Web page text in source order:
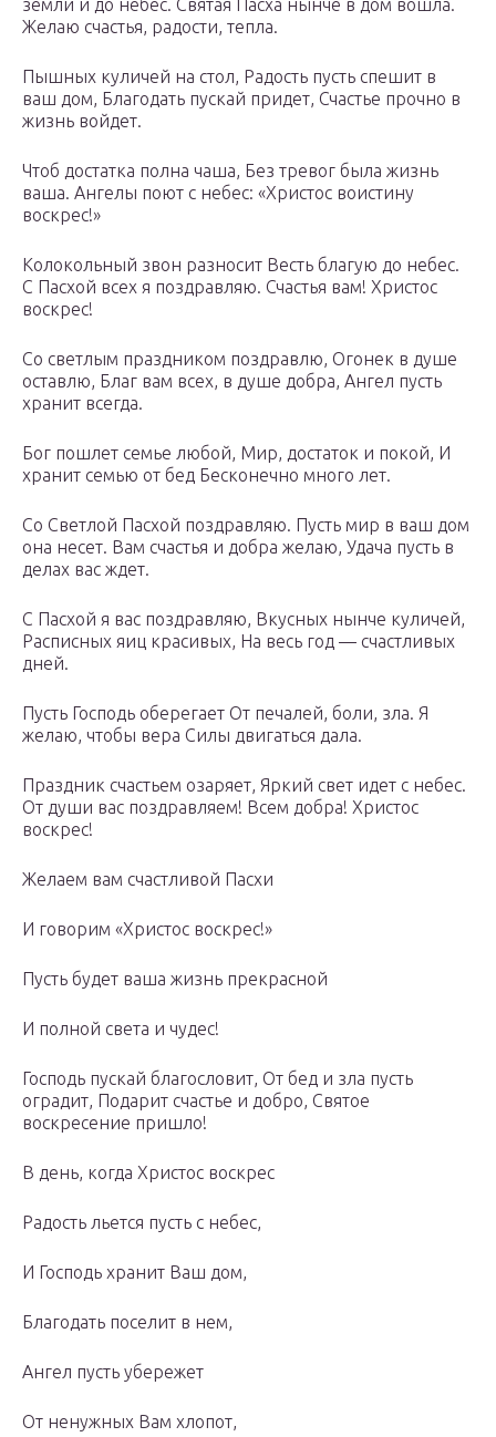
земли и до небес. Святая Пасха нынче в дом вошла.
Желаю счастья, радости, тепла.
Пышных куличей на стол, Радость пусть спешит в
ваш дом, Благодать пускай придет, Счастье прочно в
жизнь войдет.
Чтоб достатка полна чаша, Без тревог была жизнь
ваша. Ангелы поют с небес: «Христос воистину
воскрес!»
Колокольный звон разносит Весть благую до небес.
С Пасхой всех я поздравляю. Счастья вам! Христос
воскрес!
Со светлым праздником поздравлю, Огонек в душе
оставлю, Благ вам всех, в душе добра, Ангел пусть
хранит всегда.
Бог пошлет семье любой, Мир, достаток и покой, И
хранит семью от бед Бесконечно много лет.
Со Светлой Пасхой поздравляю. Пусть мир в ваш дом
она несет. Вам счастья и добра желаю, Удача пусть в
делах вас ждет.
С Пасхой я вас поздравляю, Вкусных нынче куличей,
Расписных яиц красивых, На весь год — счастливых
дней.
Пусть Господь оберегает От печалей, боли, зла. Я
желаю, чтобы вера Силы двигаться дала.
Праздник счастьем озаряет, Яркий свет идет с небес.
От души вас поздравляем! Всем добра! Христос
воскрес!
Желаем вам счастливой Пасхи
И говорим «Христос воскрес!»
Пусть будет ваша жизнь прекрасной
И полной света и чудес!
Господь пускай благословит, От бед и зла пусть
оградит, Подарит счастье и добро, Святое
воскресение пришло!
В день, когда Христос воскрес
Радость льется пусть с небес,
И Господь хранит Ваш дом,
Благодать поселит в нем,
Ангел пусть убережет
От ненужных Вам хлопот,